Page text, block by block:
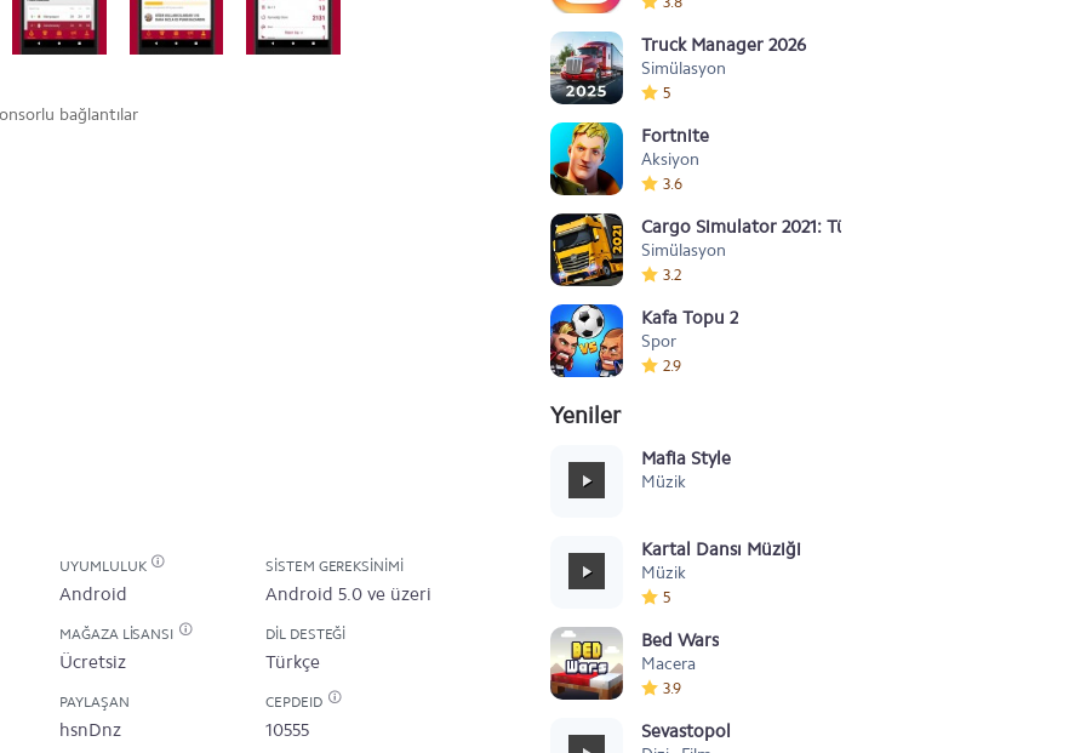
bağlantılar
UYUMLULUK
Android
SISTEM GEREKSINIMI
Android 5.0 ve üzeri
MAĞAZA LISANSI
Ücretsiz
DIL DESTEĞI
Türkçe
PAYLAŞAN
hsnDnz
CEPDEID
10555
Truck Manager 2026
Simülasyon
5
Fortnite
Aksiyon
3.6
Cargo Simulator 2021: Türkiye
Simülasyon
3.2
Kafa Topu 2
Spor
2.9
Yeniler
Mafia Style
Müzik
Kartal Dansı Müziği
Müzik
5
Bed Wars
Macera
3.9
Sevastopol